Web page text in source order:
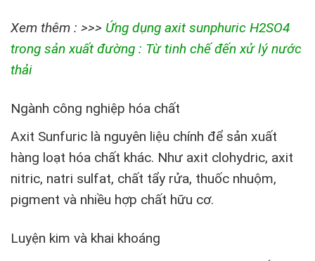
Xem thêm : >>> Ứng dụng axit sunphuric H2SO4
trong sản xuất đường : Từ tinh chế đến xử lý nước
thải
Ngành công nghiệp hóa chất
Axit Sunfuric là nguyên liệu chính để sản xuất
hàng loạt hóa chất khác. Như axit clohydric, axit
nitric, natri sulfat, chất tẩy rửa, thuốc nhuộm,
pigment và nhiều hợp chất hữu cơ.
Luyện kim và khai khoáng